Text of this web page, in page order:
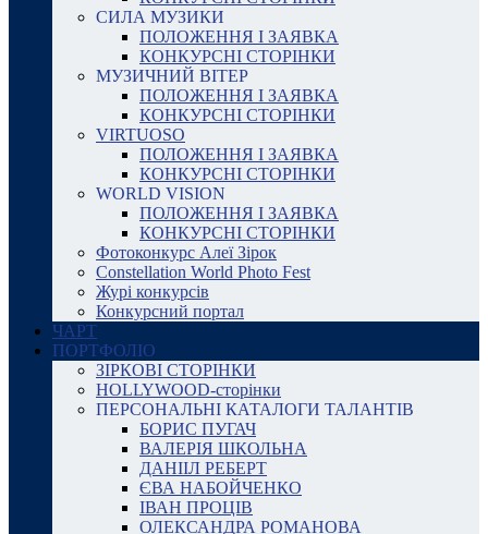
СИЛА МУЗИКИ
ПОЛОЖЕННЯ І ЗАЯВКА
КОНКУРСНІ СТОРІНКИ
МУЗИЧНИЙ ВІТЕР
ПОЛОЖЕННЯ І ЗАЯВКА
КОНКУРСНІ СТОРІНКИ
VIRTUOSO
ПОЛОЖЕННЯ І ЗАЯВКА
КОНКУРСНІ СТОРІНКИ
WORLD VISION
ПОЛОЖЕННЯ І ЗАЯВКА
КОНКУРСНІ СТОРІНКИ
Фотоконкурс Алеї Зірок
Constellation World Photo Fest
Журі конкурсів
Конкурсний портал
ЧАРТ
ПОРТФОЛІО
ЗІРКОВІ СТОРІНКИ
HOLLYWOOD-сторінки
ПЕРСОНАЛЬНІ КАТАЛОГИ ТАЛАНТІВ
БОРИС ПУГАЧ
ВАЛЕРІЯ ШКОЛЬНА
ДАНІІЛ РЕБЕРТ
ЄВА НАБОЙЧЕНКО
ІВАН ПРОЦІВ
ОЛЕКСАНДРА РОМАНОВА